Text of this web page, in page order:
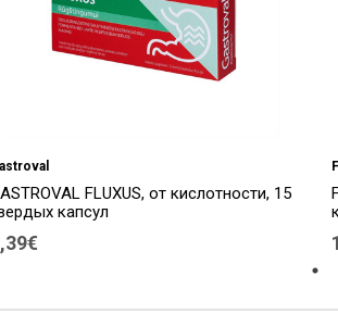
FLUXUS, от кислотности, 15
капсул